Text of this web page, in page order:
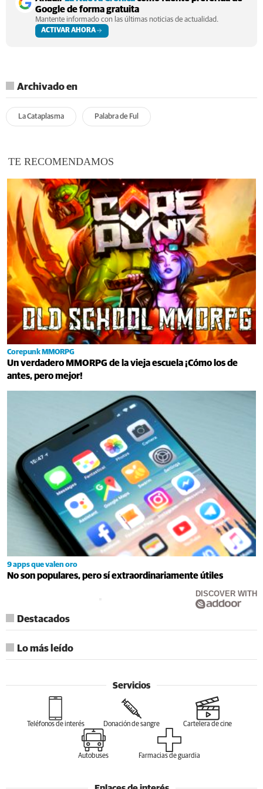
Google de forma gratuita
Mantente informado con las últimas noticias de actualidad.
ACTIVAR AHORA
Archivado en
La Cataplasma Palabra de Ful
TE RECOMENDAMOS
Corepunk MMORPG
Un verdadero MMORPG de la vieja escuela ¡Cómo los de
antes, pero mejor!
9 apps que valen oro
No son populares, pero sí extraordinariamente útiles
DISCOVER WITH
Destacados
Lo más leído
Servicios
Teléfonos de interés Donación de sangre Cartelera de cine
Autobuses Farmacias de guardia